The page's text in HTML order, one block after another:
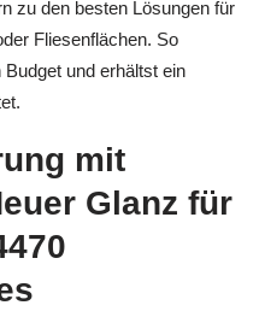
zu den besten Lösungen für
Fliesenflächen. So
und erhältst ein
mit
Glanz für